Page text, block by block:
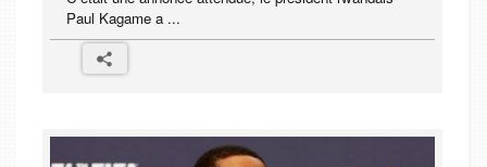
Paul Kagame a ...